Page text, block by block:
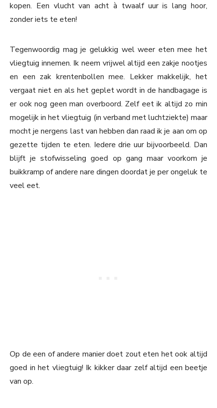
kopen. Een vlucht van acht à twaalf uur is lang hoor,
zonder iets te eten!
Tegenwoordig mag je gelukkig wel weer eten mee het
vliegtuig innemen. Ik neem vrijwel altijd een zakje nootjes
en een zak krentenbollen mee. Lekker makkelijk, het
vergaat niet en als het geplet wordt in de handbagage is
er ook nog geen man overboord. Zelf eet ik altijd zo min
mogelijk in het vliegtuig (in verband met luchtziekte) maar
mocht je nergens last van hebben dan raad ik je aan om op
gezette tijden te eten. Iedere drie uur bijvoorbeeld. Dan
blijft je stofwisseling goed op gang maar voorkom je
buikkramp of andere nare dingen doordat je per ongeluk te
veel eet.
Op de een of andere manier doet zout eten het ook altijd
goed in het vliegtuig! Ik kikker daar zelf altijd een beetje
van op.